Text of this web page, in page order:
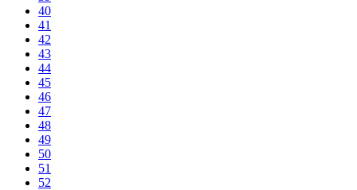
40
41
42
43
44
45
46
47
48
49
50
51
52